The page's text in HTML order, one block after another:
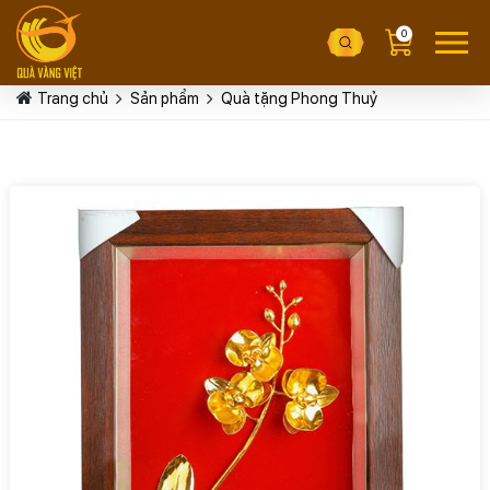
0
Trang chủ Sản phẩm Quà tặng Phong Thuỷ